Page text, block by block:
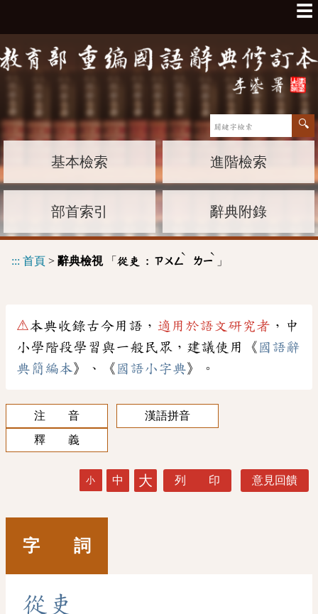
☰
基本檢索 進階檢索
部首索引 辭典附錄
::: 首頁 > 辭典檢視「 從吏 : ㄗㄨㄥ
ˋ
ㄌㄧ
ˋ
」
⚠本典收錄古今用語， 適用於語文研究者 ，中
小學階段學習與一般民眾，建議使用《 國語辭
典簡編本》、《 國語小字典》。
注 音
漢語拼音
釋 義
小 中 大 列 印 意見回饋
字 詞
從 吏